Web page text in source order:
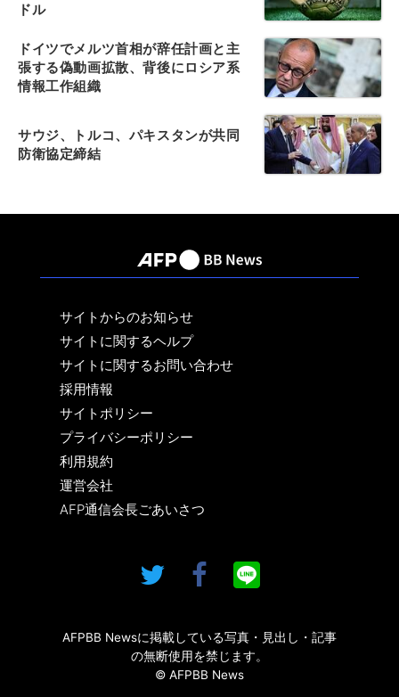
ドル
ドイツでメルツ首相が辞任計画と主
張する偽動画拡散、背後にロシア系
情報工作組織
サウジ、トルコ、パキスタンが共同
防衛協定締結
サイトからのお知らせ
サイトに関するヘルプ
サイトに関するお問い合わせ
採用情報
サイトポリシー
プライバシーポリシー
利用規約
運営会社
AFP通信会長ごあいさつ
AFPBB Newsに掲載している写真・見出し・記事
の無断使用を禁じます。
© AFPBB News